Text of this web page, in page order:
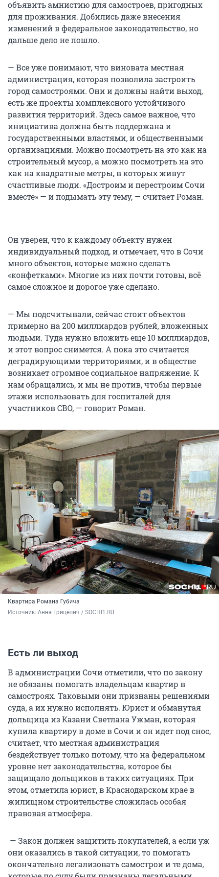
объявить амнистию для самостроев, пригодных
для проживания. Добились даже внесения
изменений в федеральное законодательство, но
дальше дело не пошло.
— Все уже понимают, что виновата местная
администрация, которая позволила застроить
город самостроями. Они и должны найти выход,
есть же проекты комплексного устойчивого
развития территорий. Здесь самое важное, что
инициатива должна быть поддержана и
государственными властями, и общественными
организациями. Можно посмотреть на это как на
строительный мусор, а можно посмотреть на это
как на квадратные метры, в которых живут
счастливые люди. «Достроим и перестроим Сочи
вместе» — и подымать эту тему, — считает Роман.
Он уверен, что к каждому объекту нужен
индивидуальный подход, и отмечает, что в Сочи
много объектов, которые можно сделать
«конфетками». Многие из них почти готовы, всё
самое сложное и дорогое уже сделано.
— Мы подсчитывали, сейчас стоит объектов
примерно на 200 миллиардов рублей, вложенных
людьми. Туда нужно вложить еще 10 миллиардов,
и этот вопрос снимется. А пока это считается
деградирующими территориями, и в обществе
возникает огромное социальное напряжение. К
нам обращались, и мы не против, чтобы первые
этажи использовать для госпиталей для
участников СВО, — говорит Роман.
Квартира Романа Губича
Источник: Анна Грицевич / SOCHI1.RU
Есть ли выход
В администрации Сочи отметили, что по закону
не обязаны помогать владельцам квартир в
самостроях. Таковыми они признаны решениями
суда, а их нужно исполнять. Юрист и обманутая
дольщица из Казани Светлана Ужман, которая
купила квартиру в доме в Сочи и он идет под снос,
считает, что местная администрация
бездействует только потому, что на федеральном
уровне нет законодательства, которое бы
защищало дольщиков в таких ситуациях. При
этом, отметила юрист, в Краснодарском крае в
жилищном строительстве сложилась особая
правовая атмосфера.
— Закон должен защитить покупателей, а если уж
они оказались в такой ситуации, то помогать
окончательно легализовать самострои и те дома,